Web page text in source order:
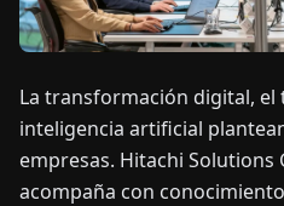
ENDE FRESITNLPLHU
CONTÁCTENOS
La transformación digital,
inteligencia artificial
empresas. Hitachi Solutions
acompaña con